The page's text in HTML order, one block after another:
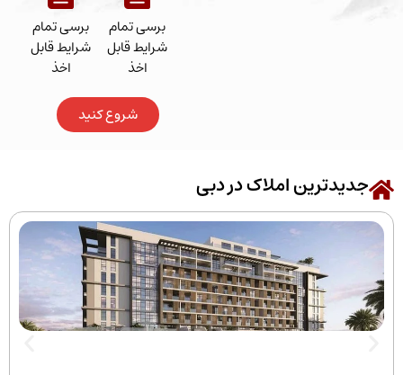
برسی تمام
شرایط قابل
اخذ
شروع کنید
املاک در دبی